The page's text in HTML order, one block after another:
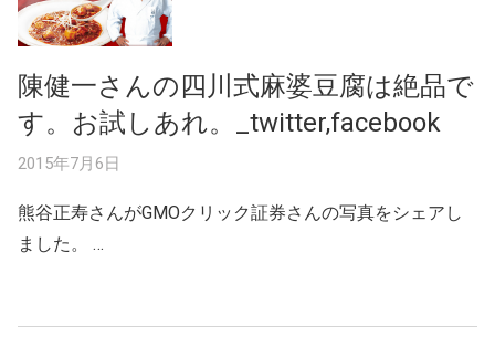
陳健一さんの四川式麻婆豆腐は絶品で
す。お試しあれ。_twitter,facebook
2015年7月6日
熊谷正寿さんがGMOクリック証券さんの写真をシェアし
ました。 …